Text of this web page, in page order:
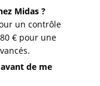
Midas ?
un contrôle
€ pour une
de me